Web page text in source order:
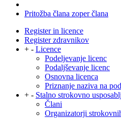
Pritožba člana zoper člana
Register in licence
Register zdravnikov
+ - Licence
Podeljevanje licenc
Podaljševanje licenc
Osnovna licenca
Priznanje naziva na
+ - Stalno strokovno
Člani
Organizatorji